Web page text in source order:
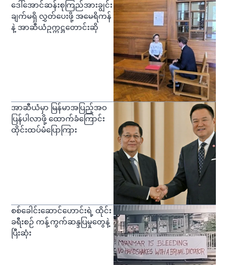
ဒေါ်အောင်ဆန်းစုကြည်အားချွင်း
ချက်မရှိ လွှတ်ပေးဖို့ အမေရိကန်
နဲ့ အာဆီယံဥက္ကဋ္ဌတောင်းဆို
အာဆီယံမှာ မြန်မာအပြည့်အဝ
ပြန်ပါလာဖို့ ထောက်ခံကြောင်း
ထိုင်းထပ်မံပြောကြား
စစ်ခေါင်းဆောင်ဟောင်းရဲ့ ထိုင်း
ခရီးစဉ် ကန့်ကွက်ဆန္ဒပြမှုတွေနဲ့
ပြီးဆုံး